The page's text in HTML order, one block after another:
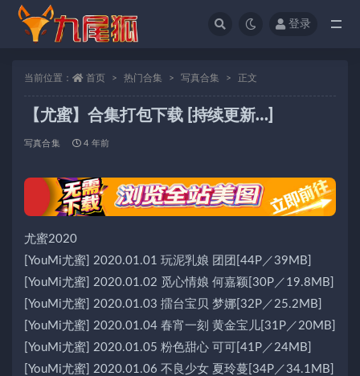
登录
当前位置： 首页 热门合集 写真合集 正文
【尤蜜】合集打包下载 [持续更新…]
写真合集 4 年前
尤蜜2020
[YouMi尤蜜] 2020.01.01 玩泥乳娘 团团[44P／39MB]
[YouMi尤蜜] 2020.01.02 觅心情娘 何嘉颖[30P／19.8MB]
[YouMi尤蜜] 2020.01.03 擂台宝贝 梦娜[32P／25.2MB]
[YouMi尤蜜] 2020.01.04 春宵一刻 黄金宝儿[31P／20MB]
[YouMi尤蜜] 2020.01.05 粉色甜心 可可[41P／24MB]
[YouMi尤蜜] 2020.01.06 不良少女 夏玲蔓[34P／34.1MB]
全部